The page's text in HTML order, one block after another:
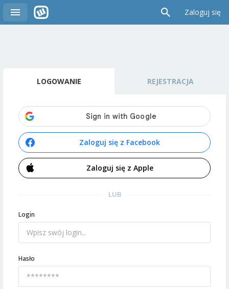
Zaloguj się
LOGOWANIE REJESTRACJA
Zaloguj się z Facebook
Zaloguj się z Apple
LUB
Login
Hasło